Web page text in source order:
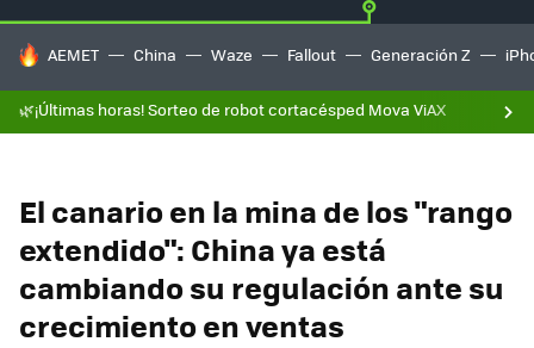
HOY SE HABLA DE
AEMET China Waze Fallout Generación Z
🌿¡Últimas horas! Sorteo de robot cortacésped Mova ViAX
El canario en la mina de los "rango
extendido": China ya está
cambiando su regulación ante su
crecimiento en ventas